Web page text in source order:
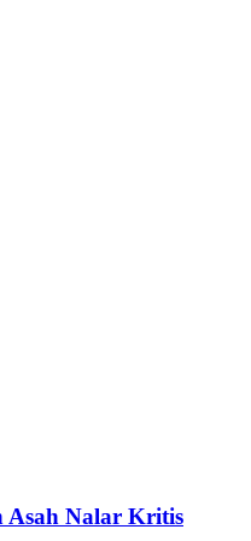
Asah Nalar Kritis